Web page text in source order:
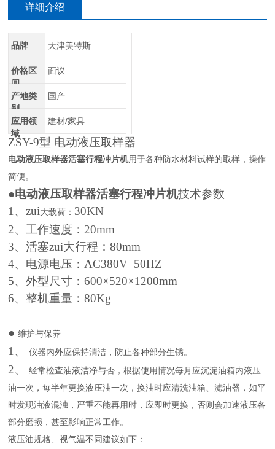
详细介绍
品牌 天津美特斯
价格区
间
面议
产地类
别
国产
应用领
域
建材/家具
ZSY-9型 电动液压取样器
电动液压取样器活塞行程冲片机用于各种防水材料试样的取样，操作
简便。
●电动液压取样器活塞行程冲片机技术参数
1、zui大载荷： 30KN
2、工作速度：20mm
3、活塞zui大行程：80mm
4、电源电压：AC380V 50HZ
5、外型尺寸：600×520×1200mm
6、整机重量：80Kg
● 维护与保养
1、仪器内外应保持清洁，防止各种部分生锈。
2、经常检查油液洁净与否，根据使用情况每月应沉淀油箱内液压
油一次，每半年更换液压油一次，换油时应清洗油箱、滤油器，如平
时发现油液混浊，严重不能再用时，应即时更换，否则会加速液压各
部分磨损，甚至影响正常工作。
液压油规格、视气温不同建议如下：